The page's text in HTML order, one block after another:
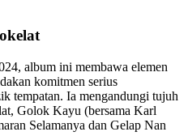
album ini membawa elemen
komitmen serius
tempatan. Ia mengandungi tujuh
Golok Kayu (bersama Karl
Selamanya dan Gelap Nan